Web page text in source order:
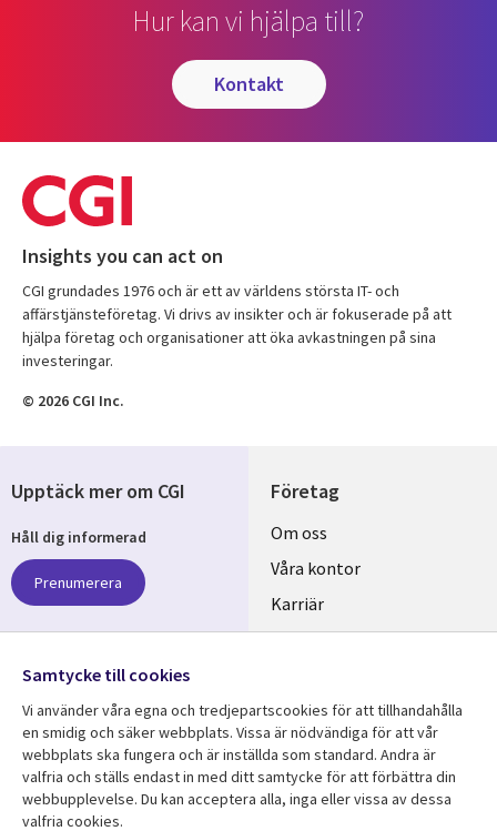
Hur kan vi hjälpa till?
kontakt
Insights you can act on
CGI grundades 1976 och är ett av världens största IT- och
affärstjänsteföretag. Vi drivs av insikter och är fokuserade på att
hjälpa företag och organisationer att öka avkastningen på sina
investeringar.
© 2026 CGI Inc.
Företag
Useful
links
SWEDEN
Om oss
Våra kontor
Karriär
Hållbarhet
Resurscenter
Upptäck mer om CGI
Håll dig informerad
Prenumerera
Följ oss
Social
Media
SWEDEN
Samtycke till cookies
Vi använder våra egna och tredjepartscookies för att tillhandahålla
en smidig och säker webbplats. Vissa är nödvändiga för att vår
webbplats ska fungera och är inställda som standard. Andra är
valfria och ställs endast in med ditt samtycke för att förbättra din
webbupplevelse. Du kan acceptera alla, inga eller vissa av dessa
valfria cookies.